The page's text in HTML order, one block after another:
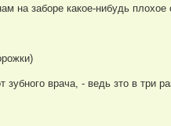
на заборе какое-нибудь
зубного врача, - ведь зто в